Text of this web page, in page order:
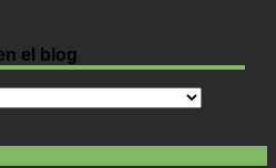
el blog